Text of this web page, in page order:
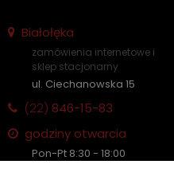
Białołęka
zamówienia internetowe i
sklep stacjonarny
ul. Ciechanowska 15
(22) 846-15-83
godziny otwarcia
Pon-Pt 8:30 - 18:00